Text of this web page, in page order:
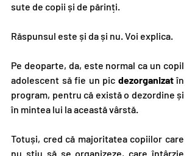
sute de copii și de părinți.
Răspunsul este și da și nu. Voi explica.
Pe deoparte, da, este normal ca un copil
adolescent să fie un pic dezorganizat în
program, pentru că există o dezordine și
în mintea lui la această vârstă.
Totuși, cred că majoritatea copiilor care
nu știu să se organizeze, care întârzie